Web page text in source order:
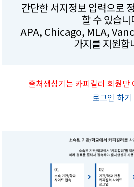
간단한 서지정보 입력으로
할 수 있습니
APA, Chicago, MLA,
가지를 지원합
출처생성기는 카피킬러 회원만
로그인 하기